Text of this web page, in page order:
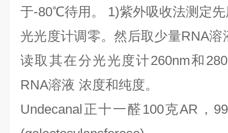
于-80℃待用。 1)紫外吸收法测定
光光度计调零。然后取少量RNA溶
读取其在分光光度计260nm和
RNA溶液 浓度和纯度。
Undecanal 正十一醛 100克AR ，